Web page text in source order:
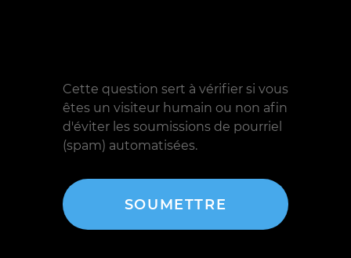
Cette question sert à vérifier si vous
êtes un visiteur humain ou non afin
d'éviter les soumissions de pourriel
(spam) automatisées.